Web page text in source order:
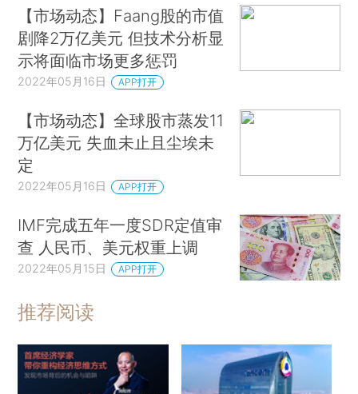
【市场动态】Faang股的市值
剧降2万亿美元 但技术分析显
示将面临市场更多惩罚
2022年05月16日 APP打开
【市场动态】全球股市蒸发11
万亿美元 失血未止且尘埃未
定
2022年05月16日 APP打开
IMF完成五年一度SDR定值审
查 人民币、美元权重上调
2022年05月15日 APP打开
推荐阅读